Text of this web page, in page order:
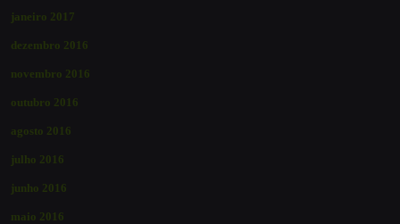
janeiro 2017
dezembro 2016
novembro 2016
outubro 2016
agosto 2016
julho 2016
junho 2016
maio 2016